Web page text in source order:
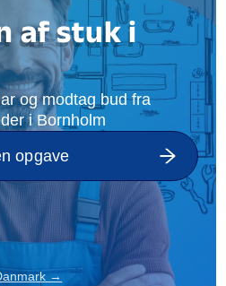
af stuk i
og modtag bud fra
i Bornholm
opgave
→